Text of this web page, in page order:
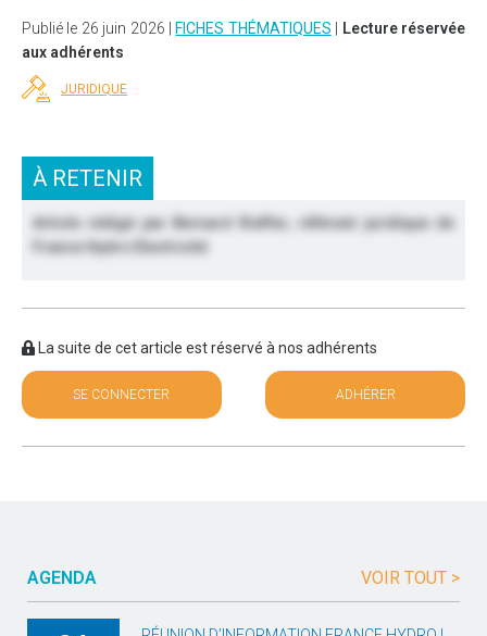
Publié le 26 juin 2026 | FICHES THÉMATIQUES
Lecture réservée
aux adhérents
JURIDIQUE
À RETENIR
Article rédigé par Bernard Kieffer, référent juridique de
France Hydro Electricité
La suite de cet article est réservé à nos adhérents
SE CONNECTER ADHÉRER
AGENDA VOIR TOUT >